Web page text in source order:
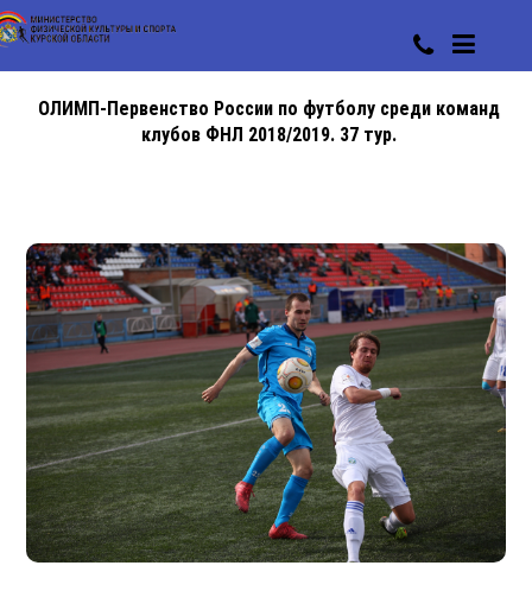
ОЛИМП-Первенство России по футболу среди команд
клубов ФНЛ 2018/2019. 37 тур.